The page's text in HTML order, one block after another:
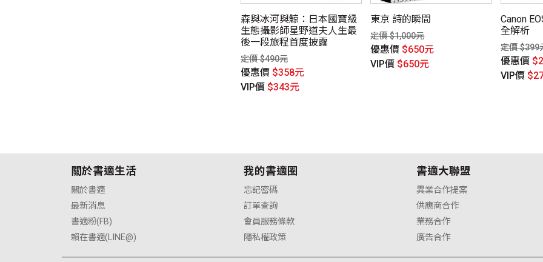
森與冰河與鯨：日本國寶級
生態攝影師星野道夫人生最
後一段旅程首度披露
定價 $490元
優惠價 $358元
VIP價 $343元
東京 詩的瞬間
定價 $1,000元
優惠價 $650元
VIP價 $650元
Canon
全解析
定價 $399
優惠價
VIP價
關於書適生活
關於書適
最新消息
書適粉(FB)
賴在書適(LINE@)
我的書適圈
忘記密碼
訂單查詢
會員服務條款
隱私權政策
書適大聯盟
異業合作提案
供應商合作
業務合作
廣告合作